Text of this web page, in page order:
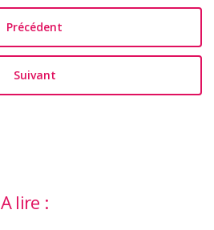
Précédent
Suivant
A lire :